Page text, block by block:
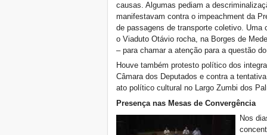
causas. Algumas pediam a
manifestavam contra o impeachment da
de passagens de transporte coletivo. Uma
o Viaduto Otávio rocha, na Borges de
– para chamar a atenção para a questão
Houve também protesto político dos
Câmara dos Deputados e contra a
ato político cultural no Largo Zumbi dos
Presença nas Mesas de Convergência
Nos